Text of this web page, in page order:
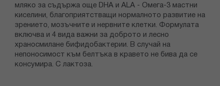
мляко за съдържа още DHA и ALA - Oмега-3 мастни
киселини, благоприятстващи нормалното развитие на
зрението, мозъчните и нервните клетки. Формулата
включва и 4 вида важни за доброто и лесно
храносмилане бифидобактерии. В случай на
непоносимост към белтъка в кравето не бива да се
консумира. С лактоза.